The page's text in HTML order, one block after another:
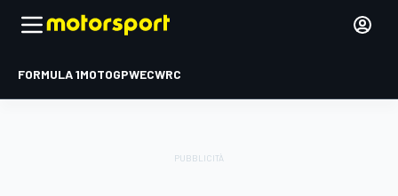
FORMULA 1MOTOGPWECWRC